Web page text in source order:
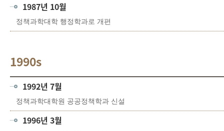
1987년 10월
정책과학대학 행정학과로 개편
1990s
1992년 7월
정책과학대학원 공공정책학과 신설
1996년 3월